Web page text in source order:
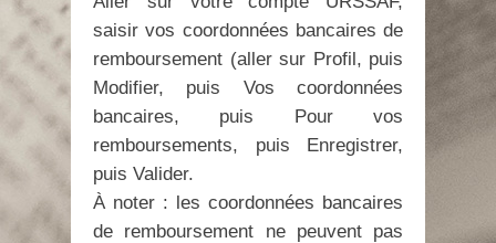
saisir vos coordonnées bancaires de
remboursement (aller sur Profil, puis
Modifier, puis Vos coordonnées
bancaires, puis Pour vos
remboursements, puis Enregistrer,
puis Valider.
À noter : les coordonnées bancaires
de remboursement ne peuvent pas